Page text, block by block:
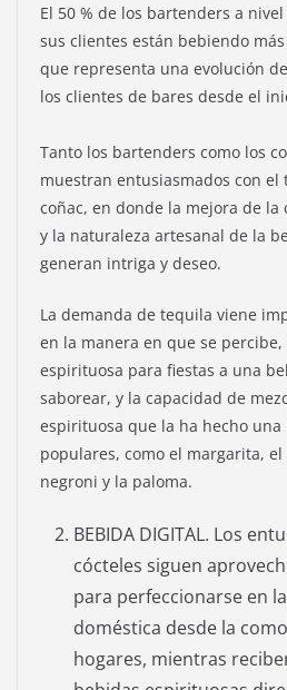
El 50 % de los bartenders a
sus clientes están bebiendo
que representa una evolución
los clientes de bares desde el
Tanto los bartenders como los
muestran entusiasmados con
coñac, en donde la mejora de la
y la naturaleza artesanal de la
generan intriga y deseo.
La demanda de tequila viene
en la manera en que se
espirituosa para fiestas a una
saborear, y la capacidad de
espirituosa que la ha hecho una
populares, como el margarita,
negroni y la paloma.
BEBIDA DIGITAL. Los
cócteles siguen
para perfeccionarse en
doméstica desde la
hogares, mientras